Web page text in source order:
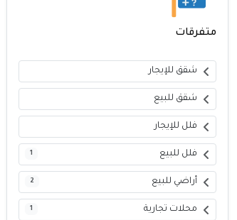
متفرقات
شقق للإيجار
شقق للبيع
فلل للإيجار
فلل للبيع 1
أراضي للبيع 2
محلات تجارية 1